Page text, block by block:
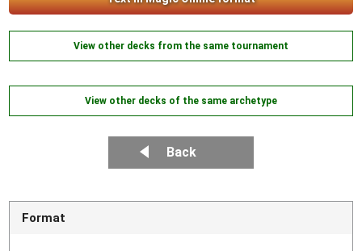
View other decks from the same tournament
View other decks of the same archetype
Back
Format